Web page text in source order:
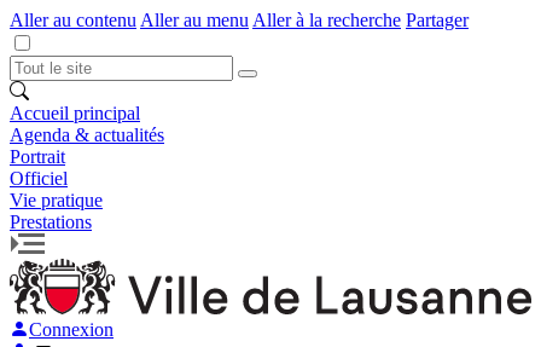
Aller au contenu Aller au menu Aller à la recherche Partager
Accueil principal
Agenda & actualités
Portrait
Officiel
Vie pratique
Prestations
Connexion